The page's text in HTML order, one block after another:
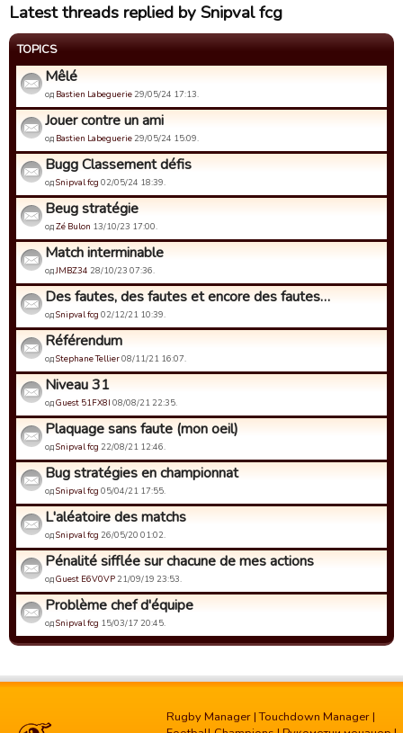
Latest threads replied by Snipval fcg
TOPICS
Mêlé
од Bastien Labeguerie 29/05/24 17:13.
Jouer contre un ami
од Bastien Labeguerie 29/05/24 15:09.
Bugg Classement défis
одSnipval fcg 02/05/24 18:39.
Beug stratégie
одZé Bulon 13/10/23 17:00.
Match interminable
одJMBZ34 28/10/23 07:36.
Des fautes, des fautes et encore des fautes…
одSnipval fcg 02/12/21 10:39.
Référendum
одStephane Tellier08/11/21 16:07.
Niveau 31
одGuest 51FX8I 08/08/21 22:35.
Plaquage sans faute (mon oeil)
одSnipval fcg 22/08/21 12:46.
Bug stratégies en championnat
одSnipval fcg 05/04/21 17:55.
L'aléatoire des matchs
одSnipval fcg 26/05/20 01:02.
Pénalité sifflée sur chacune de mes actions
одGuest E6V0VP 21/09/19 23:53.
Problème chef d'équipe
одSnipval fcg 15/03/17 20:45.
Rugby Manager |Touchdown Manager |